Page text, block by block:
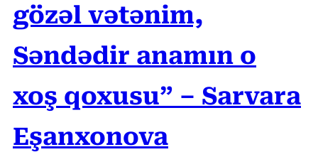
gözəl vətənim,
Səndədir anamın o
xoş qoxusu” – Sarvara
Eşanxonova